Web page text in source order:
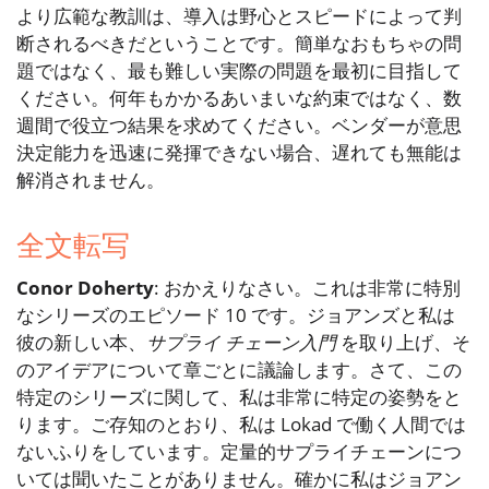
より広範な教訓は、導入は野心とスピードによって判
断されるべきだということです。簡単なおもちゃの問
題ではなく、最も難しい実際の問題を最初に目指して
ください。何年もかかるあいまいな約束ではなく、数
週間で役立つ結果を求めてください。ベンダーが意思
決定能力を迅速に発揮できない場合、遅れても無能は
解消されません。
全文転写
Conor Doherty: おかえりなさい。これは非常に特別
なシリーズのエピソード 10 です。ジョアンズと私は
彼の新しい本、 サプライ チェーン入門を取り上げ、そ
のアイデアについて章ごとに議論します。さて、この
特定のシリーズに関して、私は非常に特定の姿勢をと
ります。ご存知のとおり、私は Lokad で働く人間では
ないふりをしています。定量的サプライチェーンにつ
いては聞いたことがありません。確かに私はジョアン